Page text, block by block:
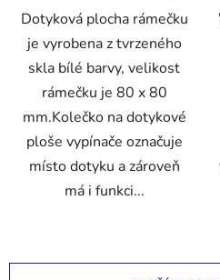
Dotyková plocha rámečku
je vyrobena z tvrzeného
skla bílé barvy, velikost
rámečku je 80 x 80
mm.Kolečko na dotykové
ploše vypínače označuje
místo dotyku a zároveň
má i funkci...